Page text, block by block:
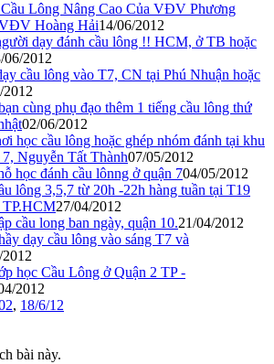
Lông Nâng Cao Của VĐV Phương
Hoàng Hải14/06/2012
dạy đánh cầu lông !! HCM, ở TB hoặc
06/2012
cầu lông vào T7, CN tại Phú Nhuận hoặc
2012
cùng phụ đạo thêm 1 tiếng cầu lông thứ
02/06/2012
học cầu lông hoặc ghép nhóm đánh tại khu
Nguyễn Tất Thành07/05/2012
học đánh cầu lônng ở quận 704/05/2012
lông 3,5,7 từ 20h -22h hàng tuần tại T19
TP.HCM27/04/2012
cầu long ban ngày, quận 10.21/04/2012
dạy cầu lông vào sáng T7 và
học Cầu Lông ở Quận 2 TP -
2012
, 18/6/12
bài này.